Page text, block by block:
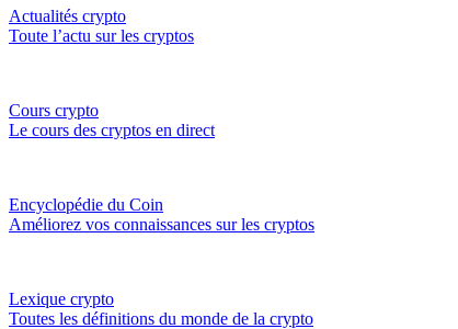
Actualités crypto
Toute l’actu sur les cryptos
Cours crypto
Le cours des cryptos en direct
Encyclopédie du Coin
Améliorez vos connaissances sur les cryptos
Lexique crypto
Toutes les définitions du monde de la crypto